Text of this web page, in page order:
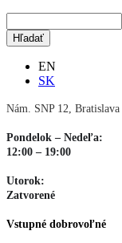
EN
SK
Nám. SNP 12, Bratislava
Pondelok – Nedeľa:
12:00 – 19:00
Utorok:
Zatvorené
Vstupné dobrovoľné